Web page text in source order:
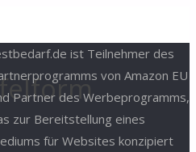
ist Teilnehmer des
von Amazon EU
Partner des Werbeprogramms,
zur Bereitstellung eines
für Websites konzipiert